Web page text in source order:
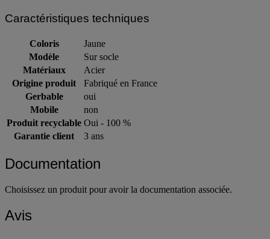
Caractéristiques techniques
Coloris
Jaune
Modèle
Sur socle
Matériaux
Acier
Origine produit
Fabriqué en France
Gerbable
oui
Mobile
non
Produit recyclable Oui - 100 %
Garantie client
3 ans
Documentation
Choisissez un produit pour avoir la documentation associée.
Avis